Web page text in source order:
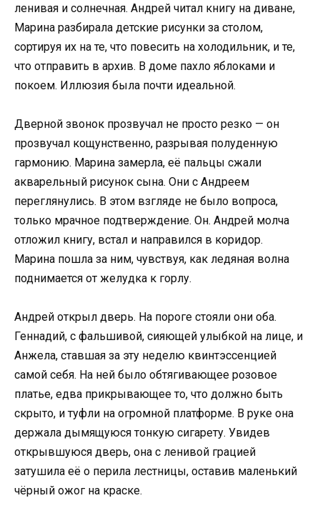
ленивая и солнечная. Андрей читал книгу на диване,
Марина разбирала детские рисунки за столом,
сортируя их на те, что повесить на холодильник, и те,
что отправить в архив. В доме пахло яблоками и
покоем. Иллюзия была почти идеальной.
Дверной звонок прозвучал не просто резко — он
прозвучал кощунственно, разрывая полуденную
гармонию. Марина замерла, её пальцы сжали
акварельный рисунок сына. Они с Андреем
переглянулись. В этом взгляде не было вопроса,
только мрачное подтверждение. Он. Андрей молча
отложил книгу, встал и направился в коридор.
Марина пошла за ним, чувствуя, как ледяная волна
поднимается от желудка к горлу.
Андрей открыл дверь. На пороге стояли они оба.
Геннадий, с фальшивой, сияющей улыбкой на лице, и
Анжела, ставшая за эту неделю квинтэссенцией
самой себя. На ней было обтягивающее розовое
платье, едва прикрывающее то, что должно быть
скрыто, и туфли на огромной платформе. В руке она
держала дымящуюся тонкую сигарету. Увидев
открывшуюся дверь, она с ленивой грацией
затушила её о перила лестницы, оставив маленький
чёрный ожог на краске.